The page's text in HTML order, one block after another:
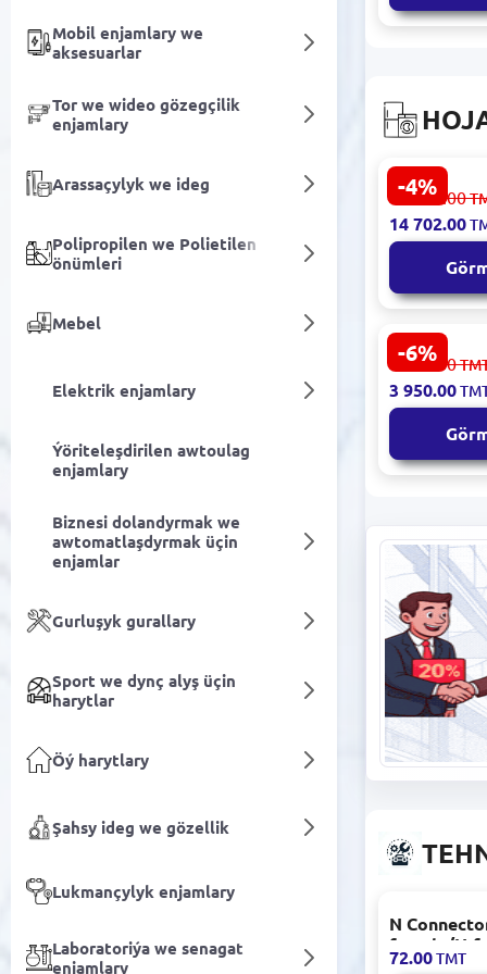
Mobil enjamlary we
aksesuarlar
Tor we wideo gözegçilik
enjamlary
Arassaçylyk we ideg
Polipropilen we Polietilen
önümleri
Mebel
Elektrik enjamlary
Ýöriteleşdirilen awtoulag
enjamlary
Biznesi dolandyrmak we
awtomatlaşdyrmak üçin
enjamlar
Gurluşyk gurallary
Sport we dynç alyş üçin
harytlar
Öý harytlary
Şahsy ideg we gözellik
Lukmançylyk enjamlary
Laboratoriýa we senagat
enjamlary
-4%
Bosch
| Gapjyk
A++
15 425.00
14 702.00
-6%
Skyworth
Gaz plita 4
600x50x520
4 203.00
3 950.00
N
female/N-
birikdiriji 50
72.00TMT